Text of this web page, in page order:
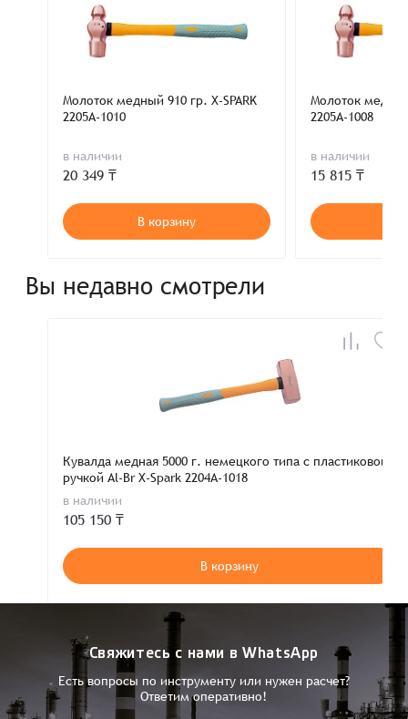
Молоток медный 910 гр. X-SPARK
2205A-1010
в наличии
20 349 ₸
В корзину
Молоток медный
2205A-1008
в наличии
15 815 ₸
Вы недавно смотрели
Кувалда медная 5000 г. немецкого типа с пластиковой
ручкой Al-Br X-Spark 2204A-1018
в наличии
105 150 ₸
В корзину
Свяжитесь с нами в WhatsApp
Есть вопросы по инструменту или нужен расчет?
Ответим оперативно!